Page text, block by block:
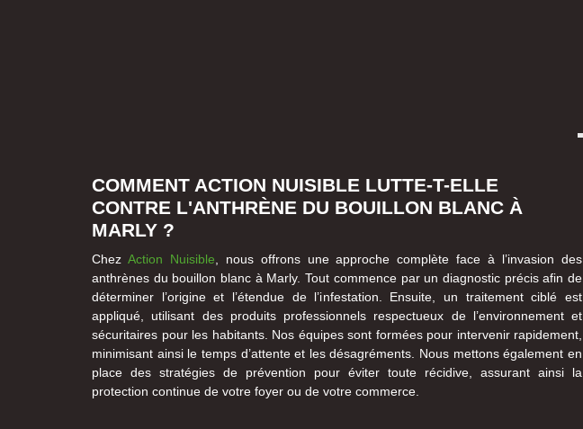
COMMENT ACTION NUISIBLE LUTTE-T-ELLE
CONTRE L'ANTHRÈNE DU BOUILLON BLANC À
MARLY ?
Chez Action Nuisible , nous offrons une approche complète face à l’invasion des
anthrènes du bouillon blanc à Marly. Tout commence par un diagnostic précis afin de
déterminer l’origine et l’étendue de l’infestation. Ensuite, un traitement ciblé est
appliqué, utilisant des produits professionnels respectueux de l’environnement et
sécuritaires pour les habitants. Nos équipes sont formées pour intervenir rapidement,
minimisant ainsi le temps d’attente et les désagréments. Nous mettons également en
place des stratégies de prévention pour éviter toute récidive, assurant ainsi la
protection continue de votre foyer ou de votre commerce.